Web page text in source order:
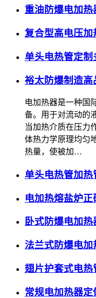
重油防爆电加热
复合型高电压
单头电热管定制
裕太防爆制造
电加热器是一种国
备。用于对流动的
当加热介质在压力
体热力学原理均匀
热量，使被加…
单头电热管加热
电加热熔盐炉
卧式防爆电加
法兰式防爆电加
翅片护套式电热
常规电加热器定